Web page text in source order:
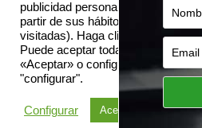
Terminos
Cookies
Aviso Legal
Contactar
publicidad personalizada en base a
partir de sus hábitos de
visitadas). Haga clic
para
Puede aceptar todas las cookies
«Aceptar» o configurarlas o
"configurar".
Configurar Aceptar Todo